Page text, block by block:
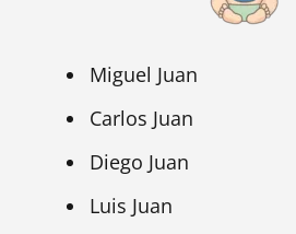
Miguel Juan
Carlos Juan
Diego Juan
Luis Juan